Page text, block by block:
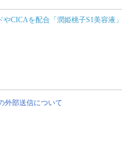
CICAを配合「潤姫桃子S1美容液」
外部送信について